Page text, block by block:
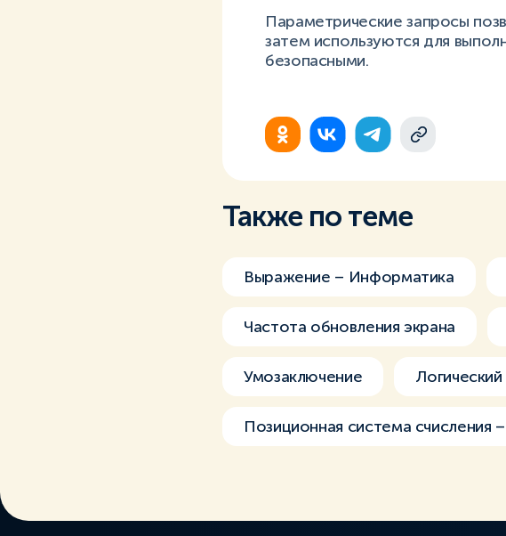
Параметрические запросы
затем используются для
безопасными.
Также по теме
Выражение – Информатика
Частота обновления экрана
Умозаключение
Позиционная система счисления